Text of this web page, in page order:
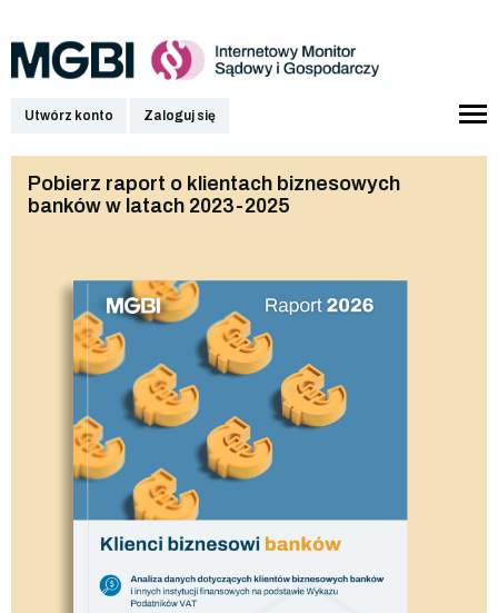
Utwórz konto Zaloguj się
Pobierz raport o klientach biznesowych
banków w latach 2023-2025